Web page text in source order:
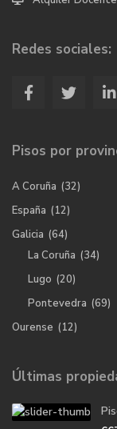
Redes sociales:
Pisos por
A Coruña (32)
España (12)
Galicia (64)
La Coruña (34)
Lugo (20)
Pontevedra (69)
Ourense (12)
Últimas